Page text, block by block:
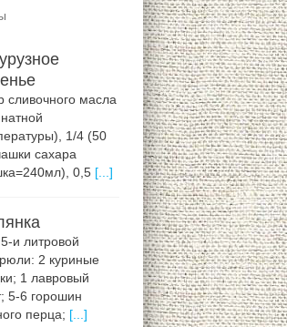
сливочного масла
1/4 (50
сахара
0,5 [...]
и литровой
2 куриные
1 лавровый
5-6 горошин
перца; [...]